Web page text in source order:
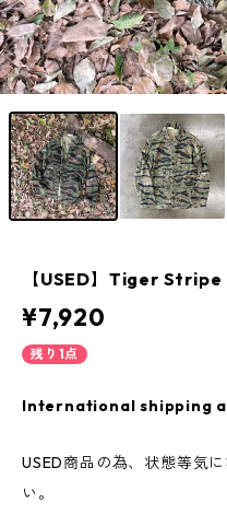
【USED】Tiger
¥7,920
残り1点
International shipping
USED商品の為、状態等気
い。